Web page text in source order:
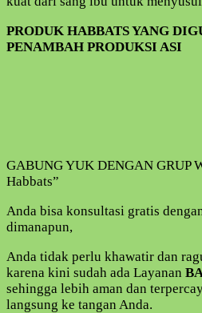
PRODUK HABBATS YANG
PENAMBAH PRODUKSI ASI
GABUNG YUK DENGAN GRUP
Habbats”
Anda bisa konsultasi gratis
dimanapun,
Anda tidak perlu khawatir dan
karena kini sudah ada Layanan
sehingga lebih aman dan
langsung ke tangan Anda.